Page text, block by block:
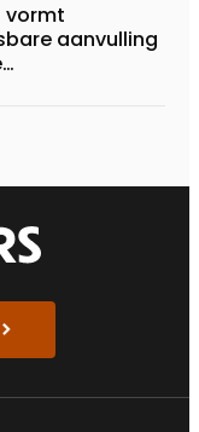
vormt
aanvulling